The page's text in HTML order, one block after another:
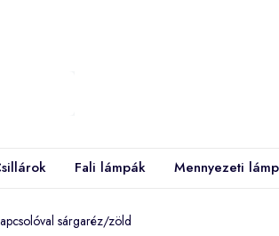
Fali lámpák Mennyezeti
sárgaréz/zöld